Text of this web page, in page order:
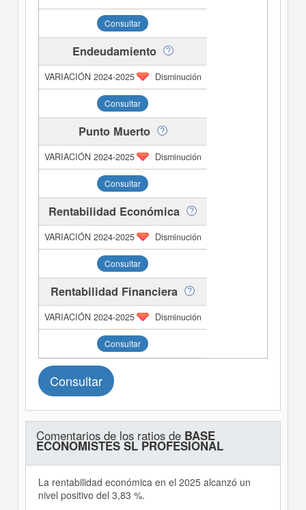
Consultar
Endeudamiento
Disminución
Consultar
Punto Muerto
Disminución
Consultar
Rentabilidad Económica
Disminución
Consultar
Rentabilidad Financiera
Disminución
Consultar
Consultar
Comentarios de los ratios de BASE
ECONOMISTES SL PROFESIONAL
La rentabilidad económica en el 2025 alcanzó un
nivel positivo del 3,83 %.